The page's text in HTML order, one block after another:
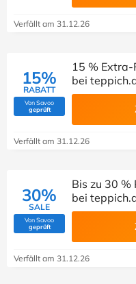
Verfällt am 31.12.26
15%
RABATT
Von Savoo
geprüft(Von Savoo geprüft)
15 %
bei
Verfällt am 31.12.26
30%
SALE
Von Savoo
geprüft(Von Savoo geprüft)
Bis zu 30
bei
Verfällt am 31.12.26